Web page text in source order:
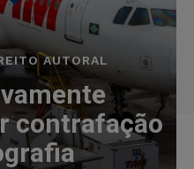
AUTORAL
contrafação